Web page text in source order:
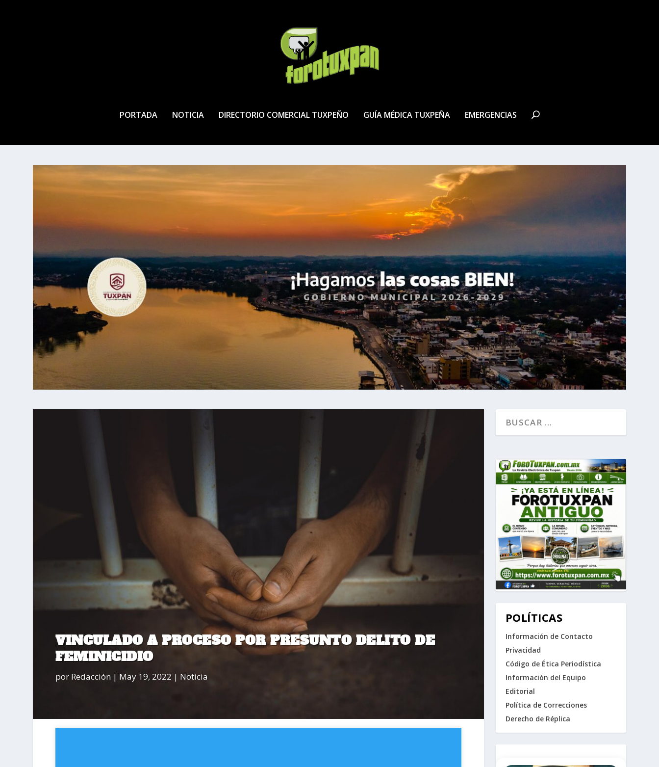
PORTADA NOTICIA DIRECTORIO COMERCIAL TUXPEÑO GUÍA MÉDICA TUXPEÑA EMERGENCIAS
VINCULADO A PROCESO POR PRESUNTO DELITO DE
FEMINICIDIO
por Redacción | May 19, 2022 | Noticia
POLÍTICAS
Información de Contacto
Privacidad
Código de Ética Periodística
Información del Equipo
Editorial
Política de Correcciones
Derecho de Réplica